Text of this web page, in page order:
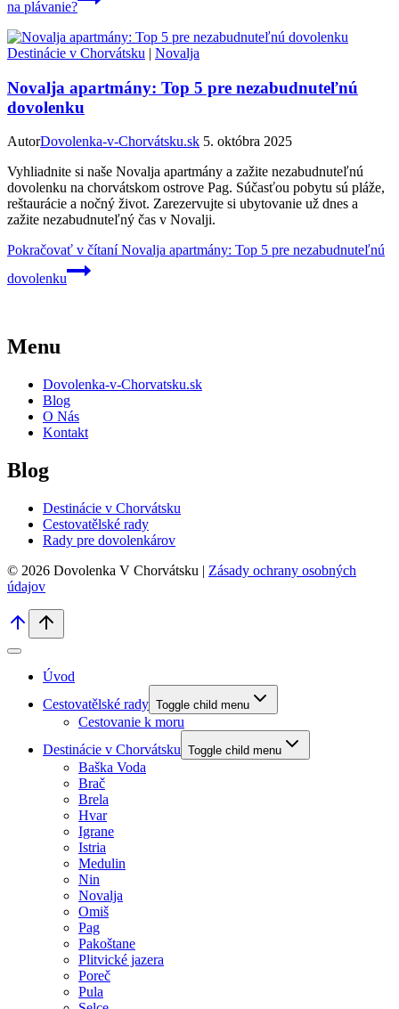
na plávanie?
Destinácie v Chorvátsku | Novalja
Novalja apartmány: Top 5 pre nezabudnuteľnú
dovolenku
AutorDovolenka-v-Chorvátsku.sk 5. októbra 2025
Vyhliadnite si naše Novalja apartmány a zažite nezabudnuteľnú
dovolenku na chorvátskom ostrove Pag. Súčasťou pobytu sú pláže,
reštaurácie a nočný život. Zarezervujte si ubytovanie už dnes a
zažite nezabudnuteľný čas v Novalji.
Pokračovať v čítaníNovalja apartmány: Top 5 pre nezabudnuteľnú
dovolenku
Menu
Dovolenka-v-Chorvatsku.sk
Blog
O Nás
Kontakt
Blog
Destinácie v Chorvátsku
Cestovatělské rady
Rady pre dovolenkárov
© 2026 Dovolenka V Chorvátsku | Zásady ochrany osobných
údajov
Úvod
Cestovatělské rady Toggle child menu
Cestovanie k moru
Destinácie v Chorvátsku Toggle child menu
Baška Voda
Brač
Brela
Hvar
Igrane
Istria
Medulin
Nin
Novalja
Omiš
Pag
Pakoštane
Plitvické jazera
Poreč
Pula